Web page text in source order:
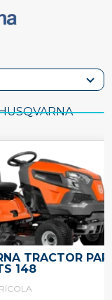
TRACTOR
148